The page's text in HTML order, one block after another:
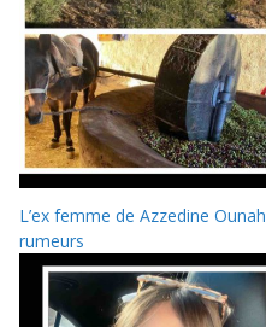
L’ex femme de Azzedine
rumeurs